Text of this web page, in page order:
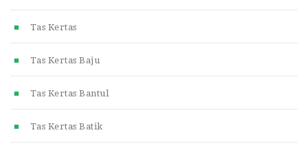
Tas Kertas
Tas Kertas Baju
Tas Kertas Bantul
Tas Kertas Batik